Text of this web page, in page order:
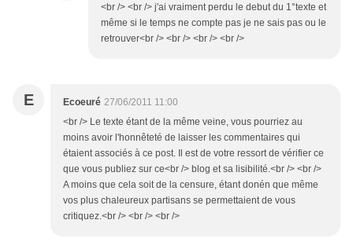
<br /> <br /> j'ai vraiment perdu le debut du 1°texte et
même si le temps ne compte pas je ne sais pas ou le
retrouver<br /> <br /> <br /> <br />
E Ecoeuré 27/06/2011 11:00
<br /> Le texte étant de la même veine, vous pourriez au
moins avoir l'honnêteté de laisser les commentaires qui
étaient associés à ce post. Il est de votre ressort de vérifier ce
que vous publiez sur ce<br /> blog et sa lisibilité.<br /> <br />
A moins que cela soit de la censure, étant donén que même
vos plus chaleureux partisans se permettaient de vous
critiquez.<br /> <br /> <br />